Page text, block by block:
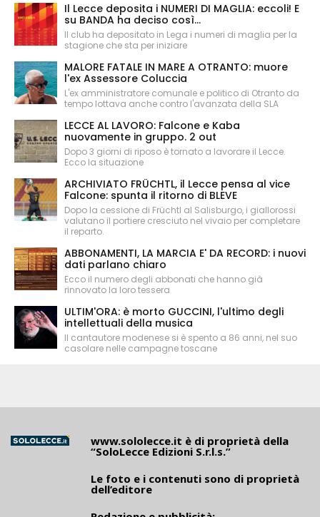
Il Lecce deposita i NUMERI DI MAGLIA: eccoli! E
su BANDA ha deciso così...
Il club ha depositato in Lega i numeri di maglia per la
stagione che sta per iniziare
MALORE FATALE IN MARE A OTRANTO: muore
l'ex Assessore Coluccia
L'ex amministratore comunale e politico di Otranto da
tempo lottava anche contro l'avanzata della SLA
LECCE AL LAVORO: Falcone e Kaba
nuovamente in gruppo. 2 out
Dopo 3 giorni di riposo è tornato a lavorare il Lecce.
Ecco la situazione
ARCHIVIATO FRÜCHTL, il Lecce pensa al vice
Falcone: spunta il ritorno di BLEVE
Dopo la cessione di Früchtl al Salisburgo, i giallorossi
valutano il portiere cresciuto nel vivaio per completare
il reparto.
ABBONAMENTI, LA MARCIA E' DA RECORD: i nuovi
dati parlano chiaro
Ecco il numero degli abbonati che hanno già
rinnovato la loro tessera
ULTIM'ORA: è morto GUCCINI, l'ultimo degli
intellettuali della musica
Il cantautore modenese si è spento a 86 anni, nel suo
casolare nelle campagne toscane
www.sololecce.it è di proprietà della
“SoloLecce Edizioni S.r.l.s.”
Le foto e i contenuti sono di proprietà
dell’editore